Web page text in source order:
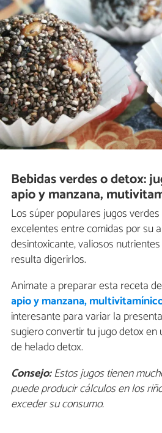
Bebidas verdes o detox:
apio y manzana,
Los súper populares jugos
excelentes entre comidas por su
desintoxicante, valiosos
resulta digerirlos.
Anímate a preparar esta receta de
apio y manzana,
interesante para variar la
sugiero convertir tu jugo detox
de helado detox.
Consejo:Estos jugos tienen
puede producir cálculos en los
exceder su consumo.